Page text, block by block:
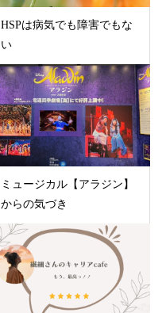
HSPは病気でも障害でもな
い
ミュージカル【アラジン】
からの気づき